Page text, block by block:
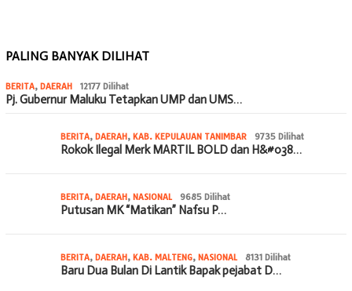
PALING BANYAK DILIHAT
BERITA, DAERAH 12177 Dilihat
Pj. Gubernur Maluku Tetapkan UMP dan UMS…
BERITA, DAERAH, KAB. KEPULAUAN TANIMBAR 9735 Dilihat
Rokok Ilegal Merk MARTIL BOLD dan H&#038…
BERITA, DAERAH, NASIONAL 9685 Dilihat
Putusan MK “Matikan” Nafsu P…
BERITA, DAERAH, KAB. MALTENG, NASIONAL 8131 Dilihat
Baru Dua Bulan Di Lantik Bapak pejabat D…